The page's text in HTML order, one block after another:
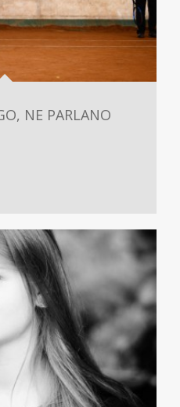
NE PARLANO